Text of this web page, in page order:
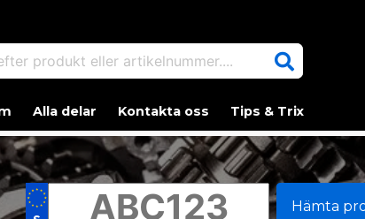
produkt eller artikelnummer....
Alla delar Kontakta oss Tips & Trix
Hämta